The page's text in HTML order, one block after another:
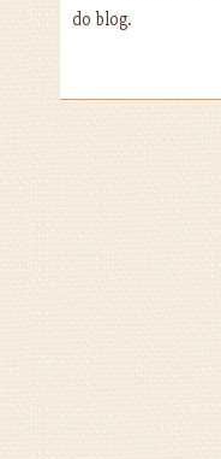
do blog.